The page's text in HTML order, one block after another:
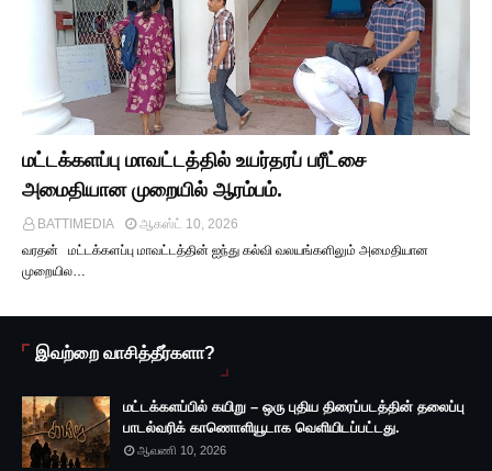
மட்டக்களப்பு மாவட்டத்தில் உயர்தரப் பரீட்சை
அமைதியான முறையில் ஆரம்பம்.
BATTIMEDIA
ஆகஸ்ட் 10, 2026
வரதன் மட்டக்களப்பு மாவட்டத்தின் ஐந்து கல்வி வலயங்களிலும் அமைதியான
முறையில…
இவற்றை வாசித்தீர்களா?
மட்டக்களப்பில் கயிறு – ஒரு புதிய திரைப்படத்தின் தலைப்பு
பாடல்வரிக் காணொளியூடாக வெளியிடப்பட்டது.
ஆவணி 10, 2026